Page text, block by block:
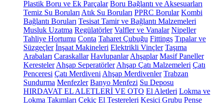
Plastik Boru ve Ek Parçalar Boru Bağlantı ve Aksesuarları
Temiz Su Boruları Atık Su Boruları PPRC Borular Kombi
Bağlantı Boruları Tesisat Tamir ve Bağlantı Malzemeleri
Musluk Uzatma Regülatörler Valfler ve Vanalar Nipeller
Tahliye Hortumu Conta Taharet Çubuğu Fittings Tıpalar ve
Süzgeçler İnşaat Makineleri Elektrikli Vinçler Taşıma
Arabaları Caraskallar Havlupanlar Ahşaplar Masif Paneller
Keresteler Ahşap Seperatörler Ahşap Çatı Malzemeleri Çatı
Penceresi Çatı Merdiveni Ahşap Merdivenler Trabzan
Sundurma Menfezler Banyo Menfezi Su Deposu
HIRDAVAT EL ALETLERİ VE OTO El Aletleri Lokma ve
Lokma Takımları Çekiç El Testereleri Kesici Grubu Pense